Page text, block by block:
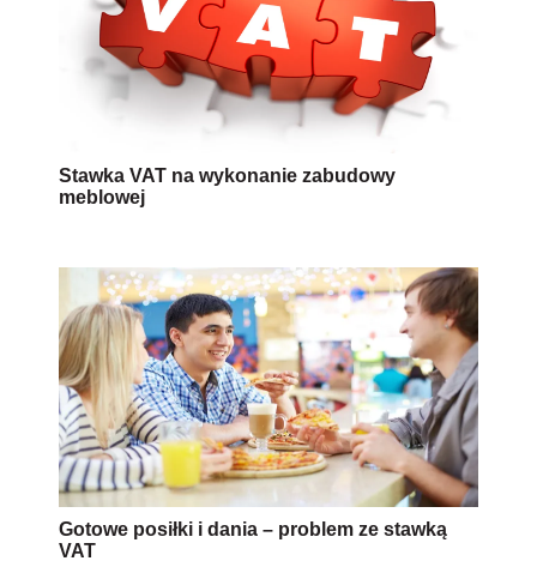
Stawka VAT na wykonanie zabudowy
meblowej
Gotowe posiłki i dania – problem ze stawką
VAT